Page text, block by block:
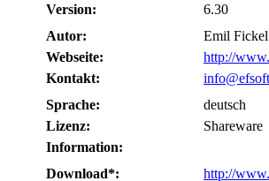
Version:
6.30
Autor:
Emil Fickel
Webseite:
http://
Kontakt:
Sprache:
deutsch
Lizenz:
Shareware
Information:
Download*:
http://